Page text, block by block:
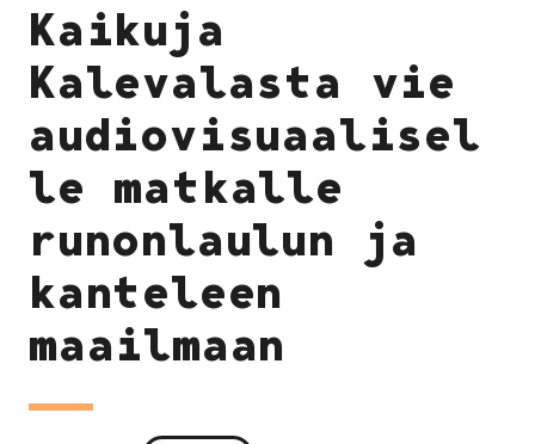
Kaikuja
Kalevalasta vie
audiovisuaalisel
le matkalle
runonlaulun ja
kanteleen
maailmaan